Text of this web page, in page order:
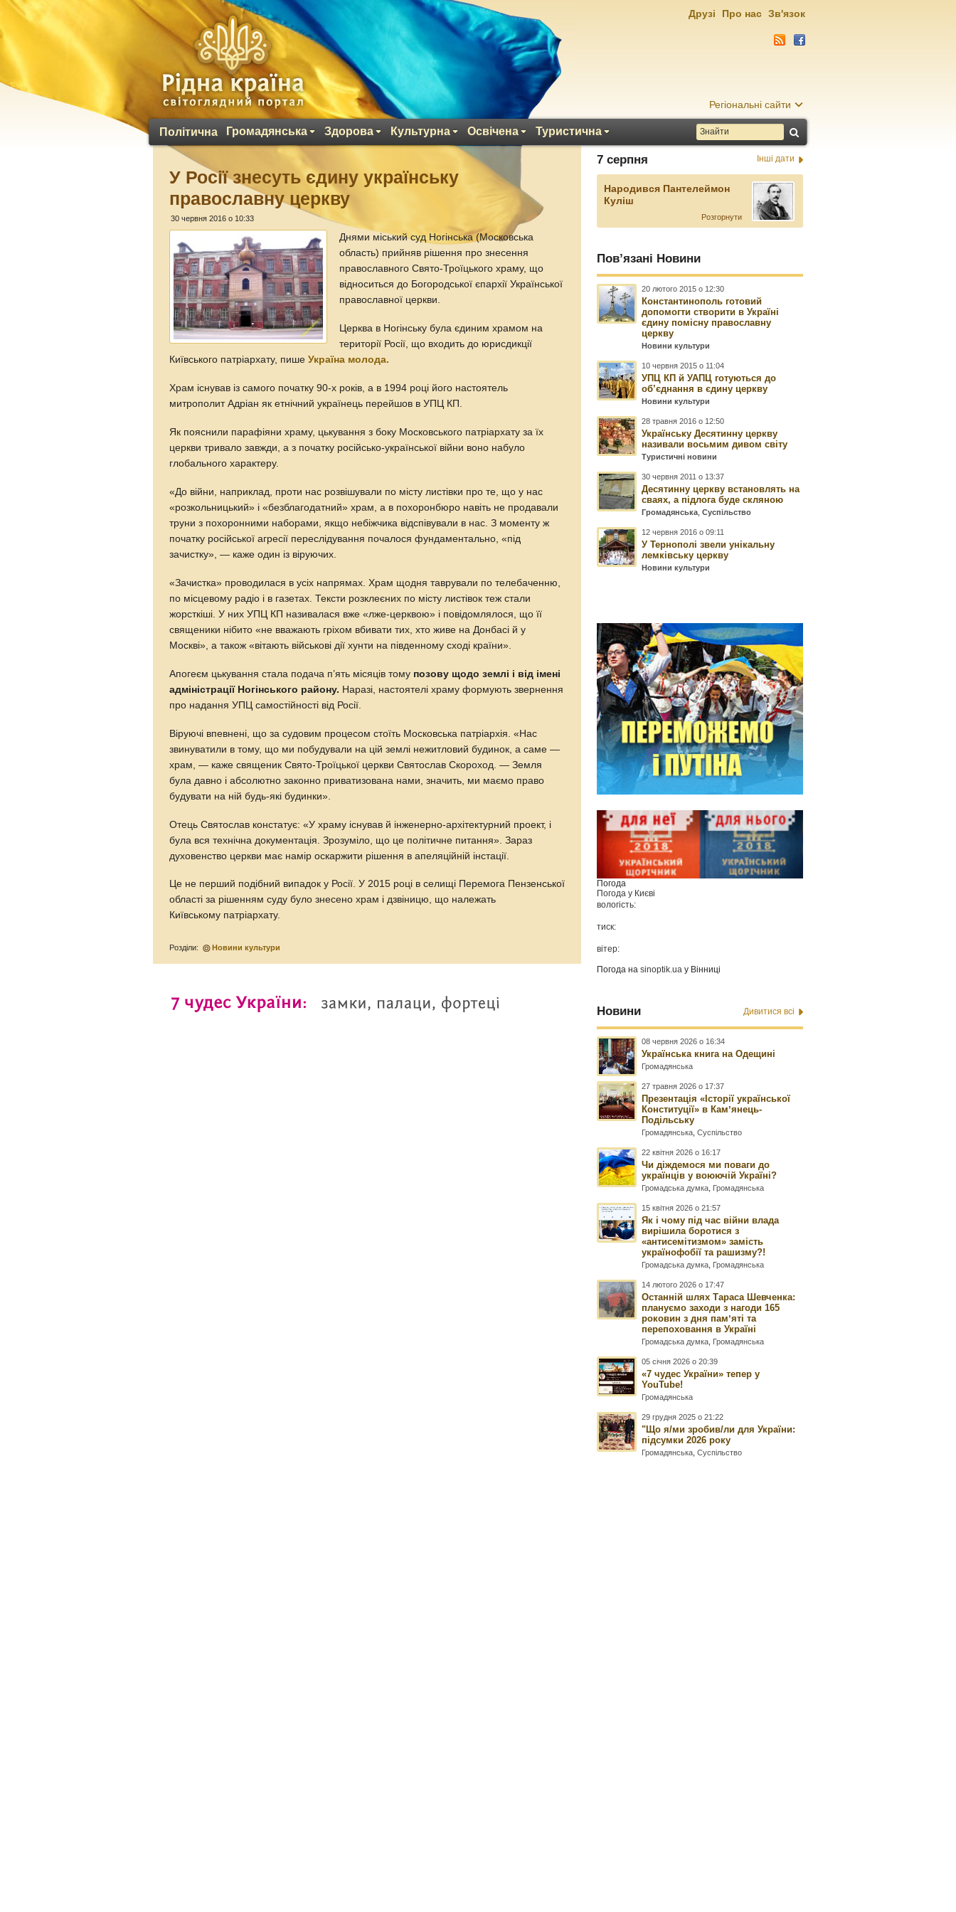
Регіональні сайти
Політична Громадянська Здорова Культурна Освічена Туристична
Друзі Про нас Зв'язок
У Росії знесуть єдину українську
православну церкву
30 червня 2016 о 10:33
Днями міський суд Ногінська (Московська
область) прийняв рішення про знесення
православного Свято-Троїцького храму, що
відноситься до Богородської єпархії Української
православної церкви.
Церква в Ногінську була єдиним храмом на
території Росії, що входить до юрисдикції
Київського патріархату, пишеУкраїна молода.
Храм існував iз самого початку 90-х років, а в 1994 році його настоятель
митрополит Адріан як етнічний українець перейшов в УПЦ КП.
Як пояснили парафіяни храму, цьку­вання з боку Московського патріархату за їх
церкви тривало завжди, а з початку російсько-української війни воно набуло
глобального характеру.
«До війни, наприклад, проти нас розвішували по місту листівки про те, що у нас
«розкольницький» і «безблагодатний» храм, а в похоронбюро навіть не продавали
труни з похоронними наборами, якщо небіжчика відспівували в нас. З моменту ж
початку російської агресії переслідування почалося фундаментально, «під
зачистку», — каже один iз віруючих.
«Зачистка» проводилася в усіх напрямах. Храм щодня таврували по телебаченню,
по місцевому радіо і в газетах. Тексти розклеєних по місту листівок теж стали
жорсткішi. У них УПЦ КП називалася вже «лже-церквою» і повідомлялося, що її
священики нібито «не вважають гріхом вбивати тих, хто живе на Донбасі й у
Москві», а також «вітають військові дії хунти на південному сході країни».
Апогеєм цькування стала подача п’ять місяців тому позову щодо землі і від імені
адміністрації Ногінського району. Наразі, настоятелі храму формують звернення
про надання УПЦ самостійності від Росії.
Віруючі впевнені, що за судовим процесом стоїть Московська патріархія. «Нас
звинуватили в тому, що ми побудували на цій землі нежитловий будинок, а саме —
храм, — каже священик Свято-Троїцької церкви Святослав Скороход. — Земля
була давно і абсолютно законно приватизована нами, значить, ми маємо право
будувати на ній будь-які будинки».
Отець Святослав констатує: «У храму існував й інженерно-архітектурний проект, і
була вся технічна документація. Зрозуміло, що це політичне питання». Зараз
духовенство церкви має намір оскаржити рішення в апеляційній інстації.
Це не перший подібний випадок у Росії. У 2015 році в селищі Перемога Пензенської
області за рішенням суду було знесено храм і дзвіницю, що належать
Київському патріархату.
Розділи: Новини культури
7 серпня Інші дати
Народився Пантелеймон
Куліш
Розгорнути
Пов’язані Новини
20 лютого 2015 о 12:30
Константинополь готовий
допомогти створити в Україні
єдину помісну православну
церкву
Новини культури
10 червня 2015 о 11:04
УПЦ КП й УАПЦ готуються до
об’єднання в єдину церкву
Новини культури
28 травня 2016 о 12:50
Українську Десятинну церкву
називали восьмим дивом світу
Туристичні новини
30 червня 2011 о 13:37
Десятинну церкву встановлять на
сваях, а підлога буде скляною
Громадянська ,Суспільство
12 червня 2016 о 09:11
У Тернополі звели унікальну
лемківську церкву
Новини культури
Погода
Погода у Києві
вологість:
тиск:
вітер:
Погода наsinoptik.ua у Вінниці
Новини Дивитися всі
08 червня 2026 о 16:34
Українська книга на Одещині
Громадянська
27 травня 2026 о 17:37
Презентація «Історії української
Конституції» в Камʼянець-
Подільську
Громадянська ,Суспільство
22 квітня 2026 о 16:17
Чи діждемося ми поваги до
українців у воюючій Україні?
Громадська думка Громадянська
15 квітня 2026 о 21:57
Як і чому під час війни влада
вирішила боротися з
«антисемітизмом» замість
українофобії та рашизму?!
Громадська думка Громадянська
14 лютого 2026 о 17:47
Останній шлях Тараса Шевченка:
плануємо заходи з нагоди 165
роковин з дня памʼяті та
перепоховання в Україні
Громадська думка Громадянська
05 січня 2026 о 20:39
«7 чудес України» тепер у
YouTube!
Громадянська
29 грудня 2025 о 21:22
"Що я/ми зробив/ли для України:
підсумки 2026 року
Громадянська ,Суспільство